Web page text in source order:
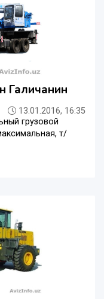
Галичанин
13.01.2016, 16:35
грузовой
т/